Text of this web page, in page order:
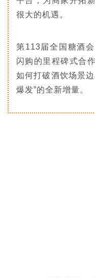
很大的机遇。
第113届全国糖酒
闪购的里程碑式合
如何打破酒饮场景
爆发”的全新增量。